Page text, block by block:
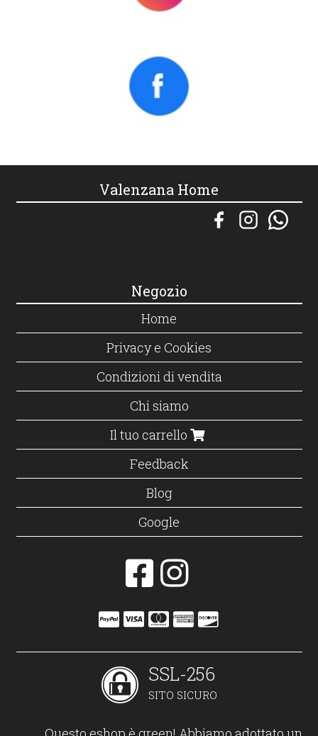
Valenzana Home
Negozio
Home
Privacy e Cookies
Condizioni di vendita
Chi siamo
Il tuo carrello
Feedback
Blog
Google
SSL-256
SITO SICURO